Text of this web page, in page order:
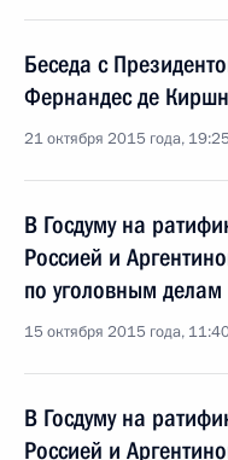
Беседа с
Фернандес де
21 октября 2015 года, 19:25
В Госдуму на
Россией и
по уголовным делам
15 октября 2015 года,
В Госдуму на
Россией и